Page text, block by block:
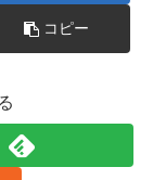
コピー